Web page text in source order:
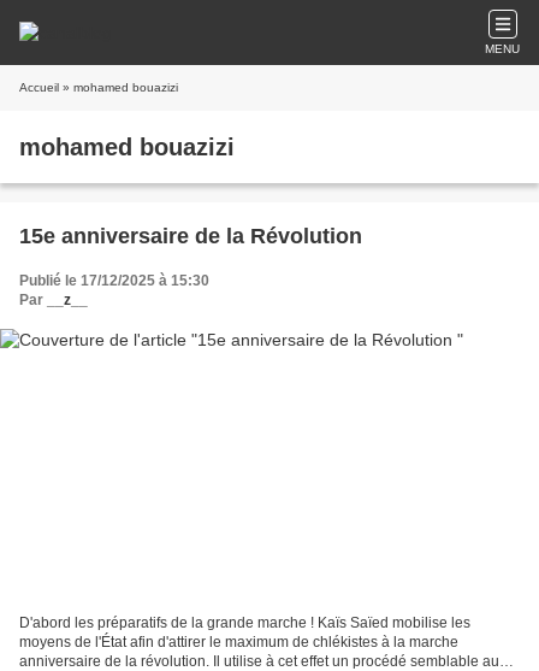
MENU
Accueil » mohamed bouazizi
mohamed bouazizi
15e anniversaire de la Révolution
Publié le 17/12/2025 à 15:30
Par
__z__
D'abord les préparatifs de la grande marche ! Kaïs Saïed mobilise les
moyens de l'État afin d'attirer le maximum de chlékistes à la marche
anniversaire de la révolution. Il utilise à cet effet un procédé semblable au